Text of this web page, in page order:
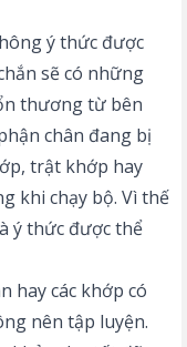
ý thức được
sẽ có những
thương từ bên
chân đang bị
trật khớp hay
khi chạy bộ. Vì thế
ý thức được thể
hay các khớp có
nên tập luyện.